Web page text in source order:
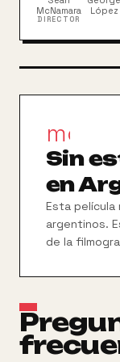
vida.
McNamara
DIRECTOR
López
Sin
en
Esta
argentinos.
de la